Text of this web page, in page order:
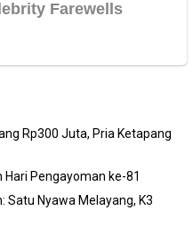
Rp300 Juta, Pria Ketapang
Pengayoman ke-81
Satu Nyawa Melayang, K3